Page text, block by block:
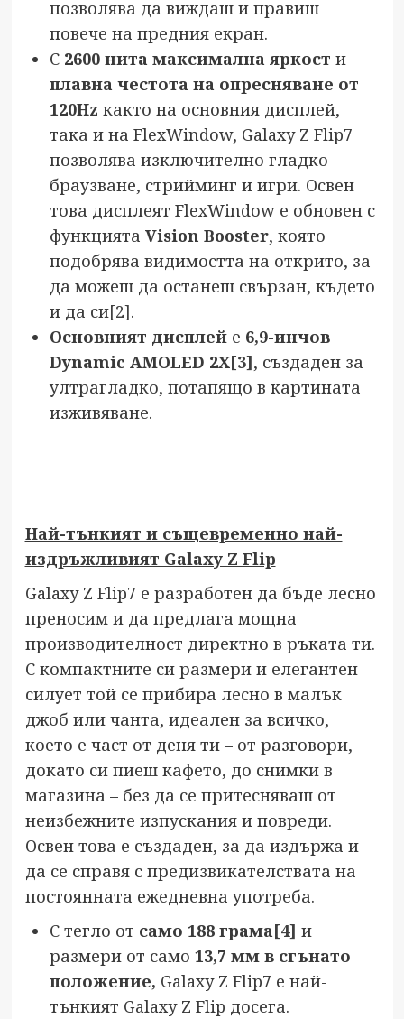
позволява да виждаш и правиш
повече на предния екран.
С 2600 нита максимална яркост и
плавна честота на опресняване от
120Hz както на основния дисплей,
така и на FlexWindow, Galaxy Z Flip7
позволява изключително гладко
браузване, стрийминг и игри. Освен
това дисплеят FlexWindow е обновен с
функцията Vision Booster, която
подобрява видимостта на открито, за
да можеш да останеш свързан, където
и да си[2].
Основният дисплейе 6,9-инчов
Dynamic AMOLED 2X[3], създаден за
ултрагладко, потапящо в картината
изживяване.
Най-тънкият и същевременно най-
издръжливият Galaxy Z Flip
Galaxy Z Flip7 е разработен да бъде лесно
преносим и да предлага мощна
производителност директно в ръката ти.
С компактните си размери и елегантен
силует той се прибира лесно в малък
джоб или чанта, идеален за всичко,
което е част от деня ти – от разговори,
докато си пиеш кафето, до снимки в
магазина – без да се притесняваш от
неизбежните изпускания и повреди.
Освен това е създаден, за да издържа и
да се справя с предизвикателствата на
постоянната ежедневна употреба.
С тегло от само 188 грама[4] и
размери от само 13,7 мм в сгънато
положение, Galaxy Z Flip7 е най-
тънкият Galaxy Z Flip досега.